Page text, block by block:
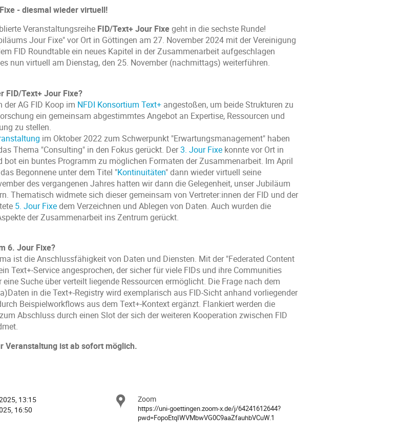
- diesmal wieder virtuell!
Veranstaltungsreihe FID/Text+ Jour Fixegeht in die sechste Runde!
Jour Fixe" vor Ort in Göttingen am 27. November 2024 mit der Vereinigung
FID Roundtable ein neues Kapitel in der Zusammenarbeit aufgeschlagen
nun virtuell am Dienstag, den 25. November (nachmittags) weiterführen.
FID/Text+ Jour Fixe?
der AG FID Koop im NFDI Konsortium Text+ angestoßen, um beide Strukturen zu
ein gemeinsam abgestimmtes Angebot an Expertise, Ressourcen und
zu stellen.
im Oktober 2022 zum Schwerpunkt "Erwartungsmanagement" haben
Thema "Consulting" in den Fokus gerückt. Der3. Jour Fixe konnte vor Ort in
bot ein buntes Programm zu möglichen Formaten der Zusammenarbeit. Im April
Begonnene unter dem Titel "Kontinuitäten" dann wieder virtuell seine
des vergangenen Jahres hatten wir dann die Gelegenheit, unser Jubiläum
Thematisch widmete sich dieser gemeinsam von Vertreter:innen der FID und der
5. Jour Fixedem Verzeichnen und Ablegen von Daten. Auch wurden die
der Zusammenarbeit ins Zentrum gerückt.
6. Jour Fixe?
ist die Anschlussfähigkeit von Daten und Diensten. Mit der "Federated Content
Text+-Service angesprochen, der sicher für viele FIDs und ihre Communities
eine Suche über verteilt liegende Ressourcen ermöglicht. Die Frage nach dem
in die Text+-Registry wird exemplarisch aus FID-Sicht anhand vorliegender
Beispielworkflows aus dem Text+-Kontext ergänzt. Flankiert werden die
Abschluss durch einen Slot der sich der weiteren Kooperation zwischen FID
Veranstaltung ist ab sofort möglich.
13:15
16:50
Location
Zoom
https://uni-goettingen.zoom-x.de/j/64241612644?
pwd=FopoEtqIWVMbwVG0C9aaZfauhbVCuW.1